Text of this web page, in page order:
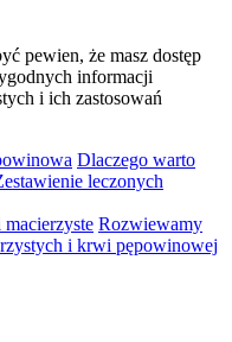
pewien, że masz dostęp
informacji
i ich zastosowań
Dlaczego warto
leczonych
Rozwiewamy
i krwi pępowinowej